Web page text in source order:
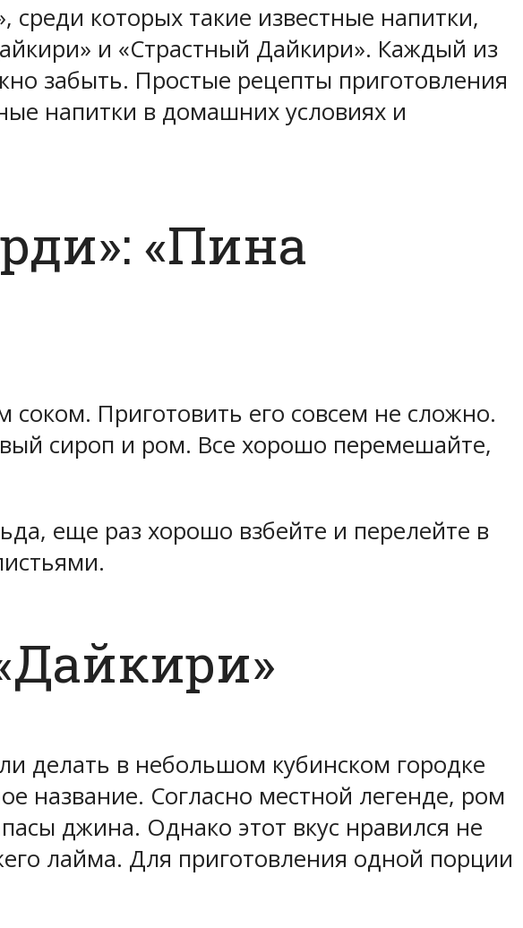
которых такие известные напитки,
и «Страстный Дайкири». Каждый из
забыть. Простые рецепты приготовления
напитки в домашних условиях и
«Пина
Приготовить его совсем не сложно.
сироп и ром. Все хорошо перемешайте,
еще раз хорошо взбейте и перелейте в
делать в небольшом кубинском городке
название. Согласно местной легенде, ром
джина. Однако этот вкус нравился не
лайма. Для приготовления одной порции